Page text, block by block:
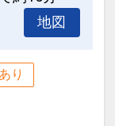
1-
地図
り